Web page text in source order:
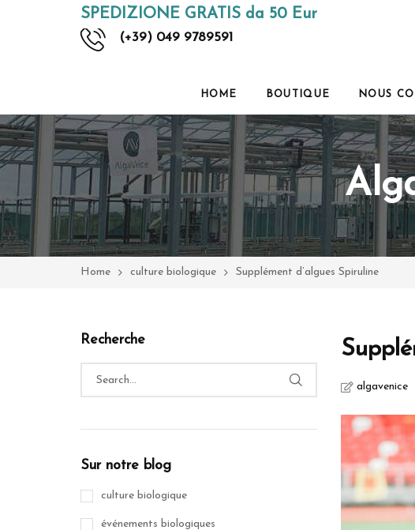
SPEDIZIONE GRATIS da 50 Eur
(+39) 049 9789591
HOME BOUTIQUE NOUS
Home culture biologique Supplément d’algues Spiruline
algavenice
Recherche
Sur notre blog
culture biologique
événements biologiques